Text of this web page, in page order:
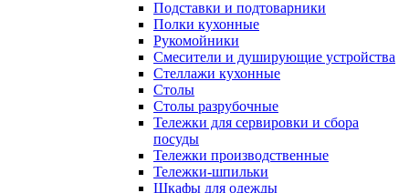
Подставки и подтоварники
Полки кухонные
Рукомойники
Смесители и душирующие устройства
Стеллажи кухонные
Столы
Столы разрубочные
Тележки для сервировки и сбора
посуды
Тележки производственные
Тележки-шпильки
Шкафы для одежды